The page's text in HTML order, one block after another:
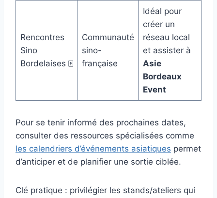
Rencontres
Sino
Bordelaises 🀄
Communauté
sino-
française
Idéal pour
créer un
réseau local
et assister à
Asie
Bordeaux
Event
Pour se tenir informé des prochaines dates,
consulter des ressources spécialisées comme
les calendriers d’événements asiatiques permet
d’anticiper et de planifier une sortie ciblée.
Clé pratique : privilégier les stands/ateliers qui